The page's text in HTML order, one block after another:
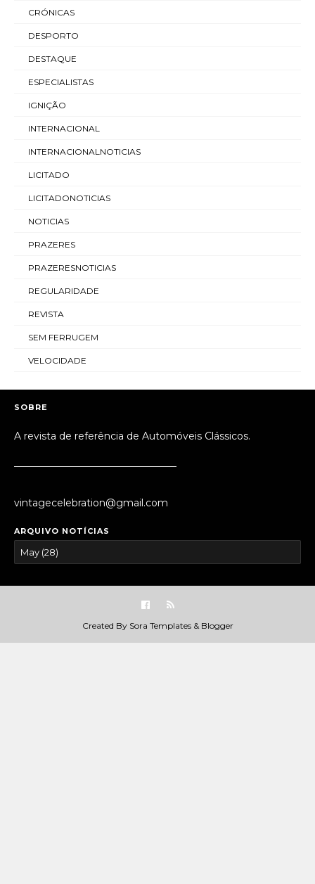
CRÓNICAS
DESPORTO
DESTAQUE
ESPECIALISTAS
IGNIÇÃO
INTERNACIONAL
INTERNACIONALNOTICIAS
LICITADO
LICITADONOTICIAS
NOTICIAS
PRAZERES
PRAZERESNOTICIAS
REGULARIDADE
REVISTA
SEM FERRUGEM
VELOCIDADE
SOBRE
A revista de referência de Automóveis Clássicos.
vintagecelebration@gmail.com
ARQUIVO NOTÍCIAS
Created By Sora Templates& Blogger